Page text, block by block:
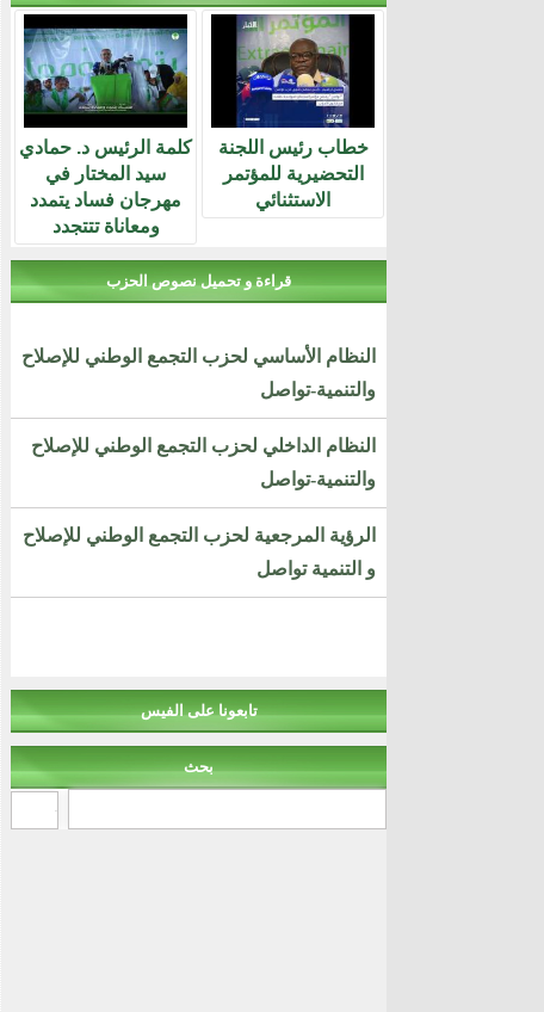
خطاب رئيس اللجنة
التحضيرية للمؤتمر
الاستثنائي
كلمة الرئيس د. حمادي
سيد المختار في
مهرجان فساد يتمدد
ومعاناة تتتجدد
قراءة و تحميل نصوص الحزب
النظام الأساسي لحزب التجمع الوطني للإصلاح
والتنمية-تواصل
النظام الداخلي لحزب التجمع الوطني للإصلاح
والتنمية-تواصل
الرؤية المرجعية لحزب التجمع الوطني للإصلاح
و التنمية تواصل
تابعونا على الفيس
بحث